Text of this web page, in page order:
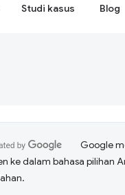
Studi kasus Blog
Google
ke dalam bahasa pilihan